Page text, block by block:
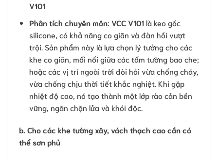
V101
Phân tích chuyên môn: VCC V101là keo gốc
silicone, có khả năng co giãn và đàn hồi vượt
trội. Sản phẩm này là lựa chọn lý tưởng cho các
khe co giãn, mối nối giữa các tấm tường bao che;
hoặc các vị trí ngoài trời đòi hỏi vừa chống cháy,
vừa chống chịu thời tiết khắc nghiệt. Khi gặp
nhiệt độ cao, nó tạo thành một lớp rào cản bền
vững, ngăn chặn lửa và khói độc.
b. Cho các khe tường xây, vách thạch cao cần có
thể sơn phủ